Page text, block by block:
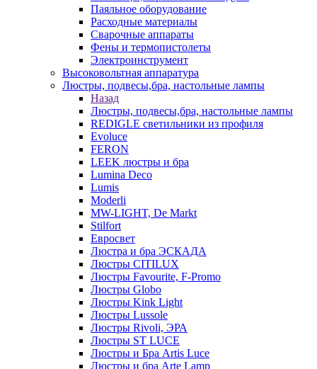
Паяльное оборудование
Расходные материалы
Сварочные аппараты
Фены и термопистолеты
Электроинструмент
Высоковольтная аппаратура
Люстры, подвесы,бра, настольные лампы
Назад
Люстры, подвесы,бра, настольные лампы
REDIGLE светильники из профиля
Evoluce
FERON
LEEK люстры и бра
Lumina Deco
Lumis
Moderli
MW-LIGHT, De Markt
Stilfort
Евросвет
Люстра и бра ЭСКАДА
Люстры CITILUX
Люстры Favourite, F-Promo
Люстры Globo
Люстры Kink Light
Люстры Lussole
Люстры Rivoli, ЭРА
Люстры ST LUCE
Люстры и Бра Artis Luce
Люстры и бра Arte Lamp